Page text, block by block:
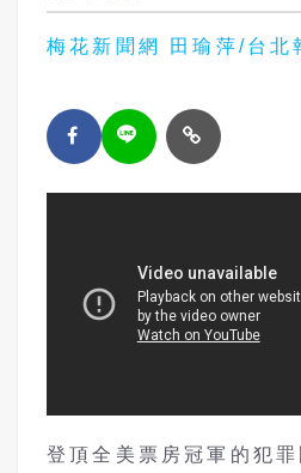
梅花新聞網 田瑜萍/台北
登頂全美票房冠軍的犯